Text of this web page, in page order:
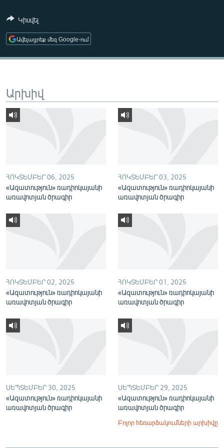
ՄՇԱԿՈՒՅԹ
ՍՊՈՐՏ
ՄԵԿՆԱԲԱՆՈՒԹՅՈՒՆ
ԿՈՐՈՆԱՎԻՐՈՒՍ
ԱՐԽԻՎ
ՓՈԴՔԱՍԹ
Հայերեն
ՀԵՏԵՎԵՔ ՄԵԶ
Կիսվել
Ավելացրեք մեզ Google-ում
Արխիվ
ՀՈԿՏԵՄԲԵՐ 06, 2025
«Ազատություն» ռադիոկայանի
առավոտյան ծրագիր
ՀՈԿՏԵՄԲԵՐ 03, 2025
«Ազատություն» ռադիոկայանի
առավոտյան ծրագիր
ՀՈԿՏԵՄԲԵՐ 02, 2025
«Ազատություն» ռադիոկայանի
առավոտյան ծրագիր
ՀՈԿՏԵՄԲԵՐ 01, 2025
«Ազատություն» ռադիոկայանի
առավոտյան ծրագիր
ՍԵՊՏԵՄԲԵՐ 30, 2025
«Ազատություն» ռադիոկայանի
առավոտյան ծրագիր
ՍԵՊՏԵՄԲԵՐ 29, 2025
«Ազատություն» ռադիոկայանի
առավոտյան ծրագիր
Բոլոր հեռարձակումների արխիվը